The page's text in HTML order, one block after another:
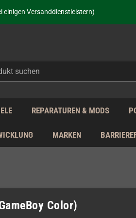
einigen Versanddienstleistern)
für neue Retro-Hardware!
- zollfrei innerhalb der EU!
REPARATUREN & MODS
MARKEN
Color)